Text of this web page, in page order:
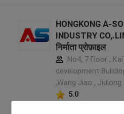
HONGKONG A-
INDUSTRY
निर्माता प्रोफ़ाइल
No4, 7 Floor ,
development
,Wang Jiao , Jiulong
5.0